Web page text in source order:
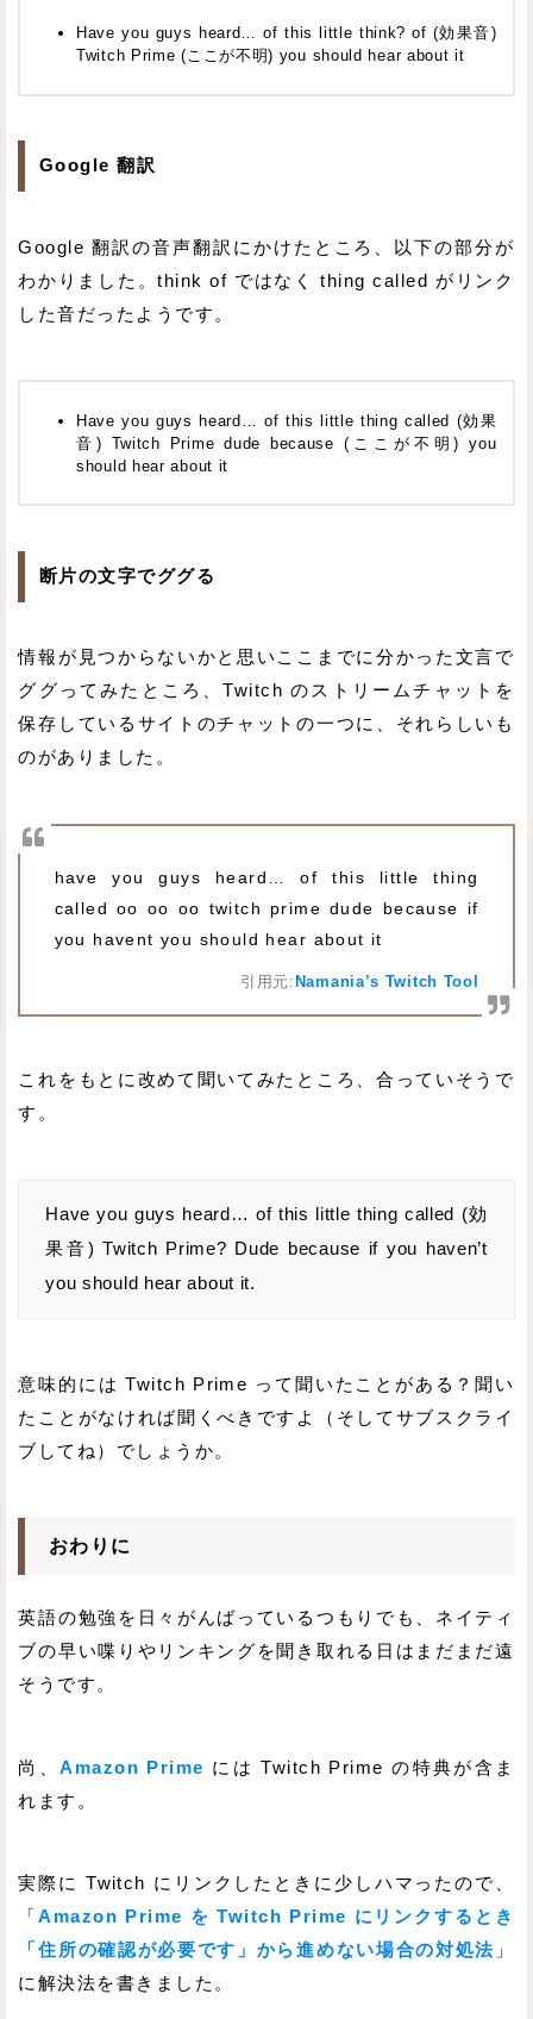
Have you guys heard… of this little think? of (効果音)
Twitch Prime (ここが不明) you should hear about it
Google 翻訳
Google 翻訳の音声翻訳にかけたところ、以下の部分が
わかりました。think of ではなく thing called がリンク
した音だったようです。
Have you guys heard… of this little thing called (効果
音) Twitch Prime dude because (ここが不明) you
should hear about it
断片の文字でググる
情報が見つからないかと思いここまでに分かった文言で
ググってみたところ、Twitch のストリームチャットを
保存しているサイトのチャットの一つに、それらしいも
のがありました。
have you guys heard… of this little thing
called oo oo oo twitch prime dude because if
you havent you should hear about it
引用元: Namania’s Twitch Tool
これをもとに改めて聞いてみたところ、合っていそうで
す。
Have you guys heard… of this little thing called (効
果音) Twitch Prime? Dude because if you haven’t
you should hear about it.
意味的には Twitch Prime って聞いたことがある？聞い
たことがなければ聞くべきですよ（そしてサブスクライ
ブしてね）でしょうか。
おわりに
英語の勉強を日々がんばっているつもりでも、ネイティ
ブの早い喋りやリンキングを聞き取れる日はまだまだ遠
そうです。
尚、Amazon Prime には Twitch Prime の特典が含ま
れます。
実際に Twitch にリンクしたときに少しハマったので、
「Amazon Prime を Twitch Prime にリンクするとき
「住所の確認が必要です」から進めない場合の対処法 」
に解決法を書きました。